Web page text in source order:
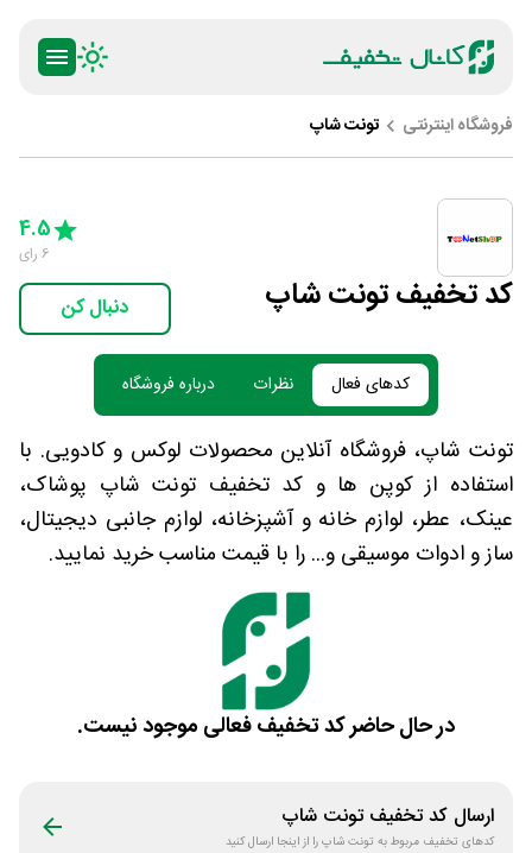
فروشگاه اینترنتی تونت شاپ
کد تخفیف تونت شاپ
4 Stars
5 Stars
4.5
6 رای
دنبال کن
کدهای فعال نظرات درباره فروشگاه
تونت شاپ، فروشگاه آنلاین محصولات لوکس و کادویی. با
استفاده از کوپن ها و کد تخفیف تونت شاپ پوشاک،
عینک، عطر، لوازم خانه و آشپزخانه، لوازم جانبی دیجیتال،
ساز و ادوات موسیقی و... را با قیمت مناسب خرید نمایید.
در حال حاضر کد تخفیف فعالی موجود نیست.
ارسال کد تخفیفتونت شاپ
کدهای تخفیف مربوط به تونت شاپرا از اینجا ارسال کنید